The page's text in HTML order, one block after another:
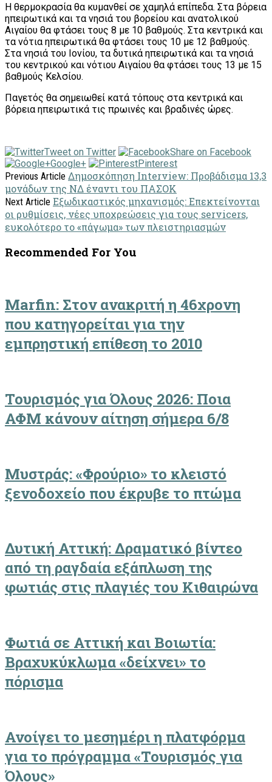
Η θερμοκρασία θα κυμανθεί σε χαμηλά επίπεδα. Στα βόρεια
ηπειρωτικά και τα νησιά του βορείου και ανατολικού
Αιγαίου θα φτάσει τους 8 με 10 βαθμούς. Στα κεντρικά και
τα νότια ηπειρωτικά θα φτάσει τους 10 με 12 βαθμούς.
Στα νησιά του Ιονίου, τα δυτικά ηπειρωτικά και τα νησιά
του κεντρικού και νότιου Αιγαίου θα φτάσει τους 13 με 15
βαθμούς Κελσίου.
Παγετός θα σημειωθεί κατά τόπους στα κεντρικά και
βόρεια ηπειρωτικά τις πρωινές και βραδινές ώρες.
Tweet on Twitter
Share on Facebook
Google+
Pinterest
Previous Article Δημοσκόπηση Interview: Προβάδισμα 13,3
μονάδων της ΝΔ έναντι του ΠΑΣΟΚ
Next Article Εξωδικαστικός μηχανισμός: Επεκτείνονται
οι ρυθμίσεις, νέες υποχρεώσεις για τους servicers,
ευκολότερο το «πάγωμα» των πλειστηριασμών
Recommended For You
Marfin: Στον ανακριτή η 46χρονη
που κατηγορείται για την
εμπρηστική επίθεση το 2010
Τουρισμός για Όλους 2026: Ποια
ΑΦΜ κάνουν αίτηση σήμερα 6/8
Μυστράς: «Φρούριο» το κλειστό
ξενοδοχείο που έκρυβε το πτώμα
Δυτική Αττική: Δραματικό βίντεο
από τη ραγδαία εξάπλωση της
φωτιάς στις πλαγιές του Κιθαιρώνα
Φωτιά σε Αττική και Βοιωτία:
Βραχυκύκλωμα «δείχνει» το
πόρισμα
Ανοίγει το μεσημέρι η πλατφόρμα
για το πρόγραμμα «Τουρισμός για
Όλους»